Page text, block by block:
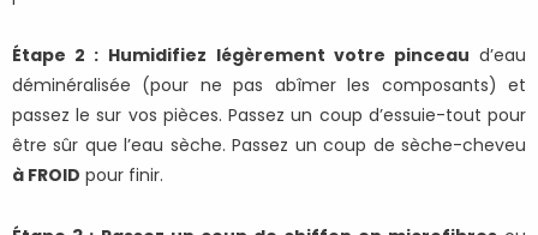
Étape 2 : Humidifiez légèrement votre pinceau d’eau
déminéralisée (pour ne pas abîmer les composants) et
passez le sur vos pièces. Passez un coup d’essuie-tout pour
être sûr que l’eau sèche. Passez un coup de sèche-cheveu
à FROID pour finir.